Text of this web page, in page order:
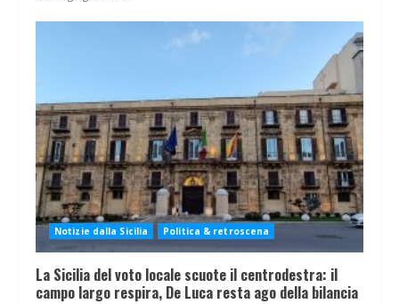
Notizie dalla Sicilia Politica & retroscena
La Sicilia del voto locale scuote il centrodestra: il
campo largo respira, De Luca resta ago della bilancia